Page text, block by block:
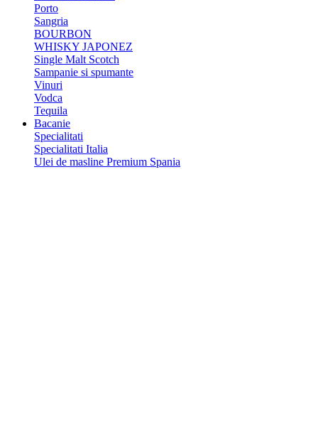
Porto
Sangria
BOURBON
WHISKY JAPONEZ
Single Malt Scotch
Sampanie si spumante
Vinuri
Vodca
Tequila
Bacanie
Specialitati
Specialitati Italia
Ulei de masline Premium Spania